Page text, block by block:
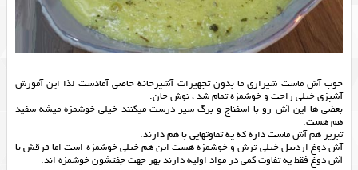
خوب آش ماست شیرازی ما بدون تجهیزات آشپزخانه خاصی آمادست لذا این آموزش
آشپزی خیلی راحت و خوشمزه تمام شد ، نوش جان.
بعضی ها این آش رو با اسفناج و برگ سیر درست میکنند خیلی خوشمزه میشه سفید
هم هست.
تبریز هم آش ماست داره که یه تفاوتهایی با هم دارند.
آش دوغ اردبیل خیلی ترش و خوشمزه هست این هم خیلی خوشمزه است اما فرقش با
آش دوغ فقط یه تفاوت کمی در مواد اولیه دارند بهر جهت جفتشون خوشمزه اند.